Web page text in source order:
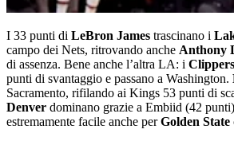
I 33 punti di LeBron James trascinano i
campo dei Nets, ritrovando anche Anthony
di assenza. Bene anche l’altra LA: i Clippers
punti di svantaggio e passano a Washington.
Sacramento, rifilando ai Kings 53 punti di
Denver dominano grazie a Embiid (42
estremamente facile anche perGolden State